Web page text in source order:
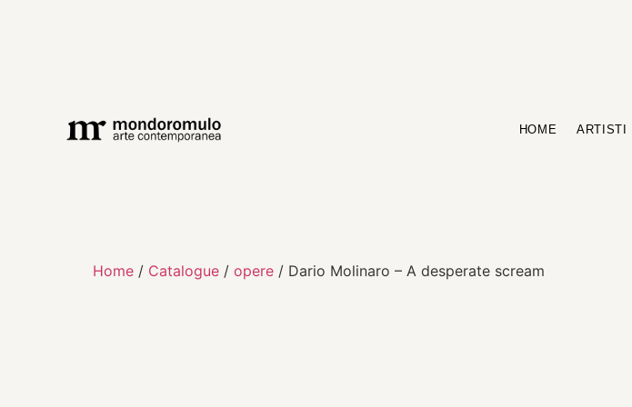
HOME ARTISTI
Home / Catalogue / opere / Dario Molinaro – A desperate scream